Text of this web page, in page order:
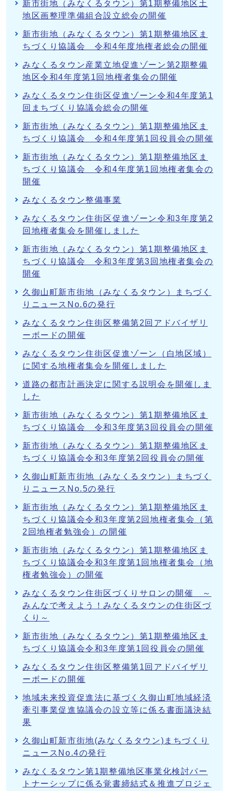
新市街地（みなくるタウン）第1期整備地区土
地区画整理準備組合設立総会の開催
新市街地（みなくるタウン）第1期整備地区ま
ちづくり協議会 令和4年度地権者総会の開催
みなくるタウン産業立地促進ゾーン第2期整備
地区令和4年度第1回地権者集会の開催
みなくるタウン住街区促進ゾーン令和4年度第1
回まちづくり協議会総会の開催
新市街地（みなくるタウン）第1期整備地区ま
ちづくり協議会 令和4年度第1回役員会の開催
新市街地（みなくるタウン）第1期整備地区ま
ちづくり協議会 令和4年度第1回地権者集会の
開催
みなくるタウン整備事業
みなくるタウン住街区促進ゾーン令和3年度第2
回地権者集会を開催しました
新市街地（みなくるタウン）第1期整備地区ま
ちづくり協議会 令和3年度第3回地権者集会の
開催
久御山町新市街地（みなくるタウン）まちづく
りニュースNo.6の発行
みなくるタウン住街区整備第2回アドバイザリ
ーボードの開催
みなくるタウン住街区促進ゾーン（白地区域）
に関する地権者集会を開催しました
道路の都市計画決定に関する説明会を開催しま
した
新市街地（みなくるタウン）第1期整備地区ま
ちづくり協議会 令和3年度第3回役員会の開催
新市街地（みなくるタウン）第1期整備地区ま
ちづくり協議会令和3年度第2回役員会の開催
久御山町新市街地（みなくるタウン）まちづく
りニュースNo.5の発行
新市街地（みなくるタウン）第1期整備地区ま
ちづくり協議会令和3年度第2回地権者集会（第
2回地権者勉強会）の開催
新市街地（みなくるタウン）第1期整備地区ま
ちづくり協議会令和3年度第1回地権者集会（地
権者勉強会）の開催
みなくるタウン住街区づくりサロンの開催 ～
みんなで考えよう！みなくるタウンの住街区づ
くり～
新市街地（みなくるタウン）第1期整備地区ま
ちづくり協議会令和3年度第1回役員会の開催
みなくるタウン住街区整備第1回アドバイザリ
ーボードの開催
地域未来投資促進法に基づく久御山町地域経済
牽引事業促進協議会の設立等に係る書面議決結
果
久御山町新市街地(みなくるタウン)まちづくり
ニュースNo.4の発行
みなくるタウン第1期整備地区事業化検討パー
トナーシップに係る覚書締結式＆推進プロジェ